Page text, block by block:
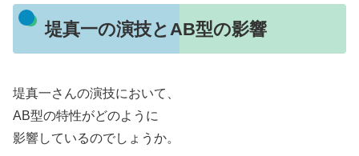
堤真一の演技とAB型の影響
堤真一さんの演技において、
AB型の特性がどのように
影響しているのでしょうか。